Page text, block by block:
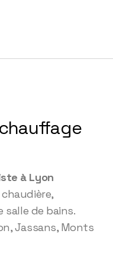
à Lyon
salle de bains.
Jassans, Monts